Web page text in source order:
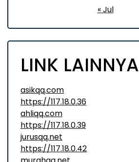
« Jul
LINK LAINNYA
asikqq.com
https://117.18.0.36
ahliqq.com
https://117.18.0.39
jurusqq.net
https://117.18.0.42